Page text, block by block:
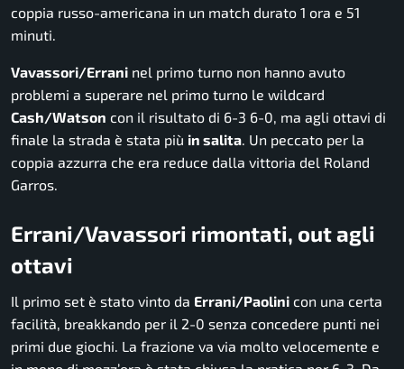
coppia russo-americana in un match durato 1 ora e 51
minuti.
Vavassori/Errani nel primo turno non hanno avuto
problemi a superare nel primo turno le wildcard
Cash/Watson con il risultato di 6-3 6-0, ma agli ottavi di
finale la strada è stata più in salita. Un peccato per la
coppia azzurra che era reduce dalla vittoria del Roland
Garros.
Errani/Vavassori rimontati, out agli
ottavi
Il primo set è stato vinto da Errani/Paolini con una certa
facilità, breakkando per il 2-0 senza concedere punti nei
primi due giochi. La frazione va via molto velocemente e